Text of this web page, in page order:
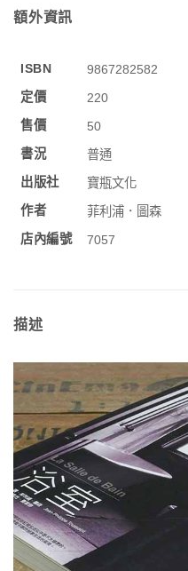
額外資訊
ISBN
9867282582
定價
220
售價
50
書況
普通
出版社
寶瓶文化
作者
菲利浦．圖森
店內編號
7057
描述